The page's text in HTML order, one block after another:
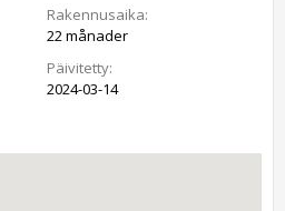
Rakennusaika:
22 månader
Päivitetty:
2024-03-14